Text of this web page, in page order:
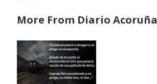
More From Diario Acoruña